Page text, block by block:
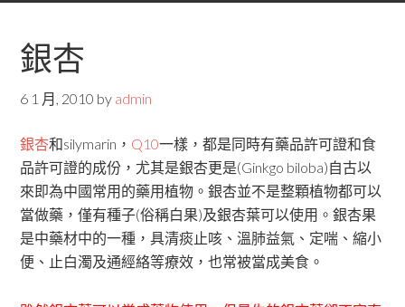
銀杏
6 1 月, 2010 by admin
銀杏和silymarin， Q10一樣，都是同時有藥品許可證和食
品許可證的成份，尤其是銀杏更是(Ginkgo biloba)自古以
來即為中國常用的藥用植物。銀杏並不是整顆植物都可以
當做藥，僅有種子(俗稱白果)及銀杏葉可以使用。銀杏果
是中藥材中的一種，具清痰止咳、溫肺益氣、定喘、縮小
便、止白濁及通經絡等療效，也常被當成美食。